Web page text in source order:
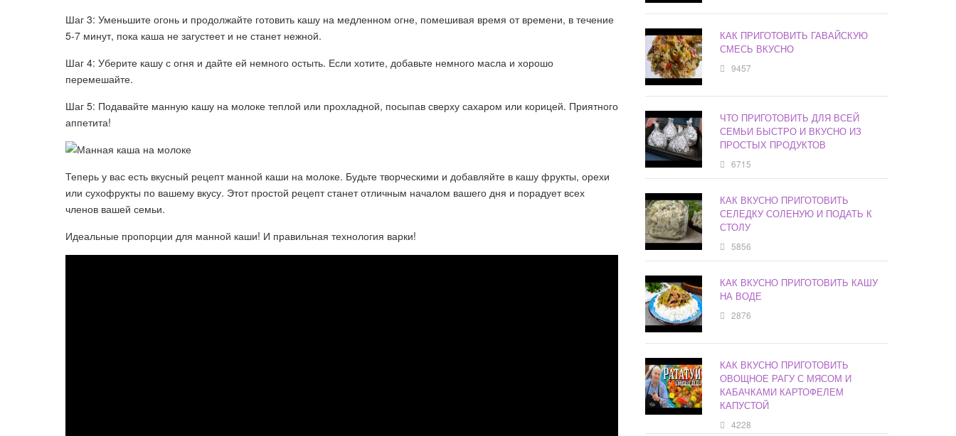
Шаг 3: Уменьшите огонь и продолжайте готовить кашу на медленном огне, помешивая время от времени, в течение
5-7 минут, пока каша не загустеет и не станет нежной.
Шаг 4: Уберите кашу с огня и дайте ей немного остыть. Если хотите, добавьте немного масла и хорошо
перемешайте.
Шаг 5: Подавайте манную кашу на молоке теплой или прохладной, посыпав сверху сахаром или корицей. Приятного
аппетита!
Теперь у вас есть вкусный рецепт манной каши на молоке. Будьте творческими и добавляйте в кашу фрукты, орехи
или сухофрукты по вашему вкусу. Этот простой рецепт станет отличным началом вашего дня и порадует всех
членов вашей семьи.
Идеальные пропорции для манной каши! И правильная технология варки!
КАК ПРИГОТОВИТЬ ГАВАЙСКУЮ
СМЕСЬ ВКУСНО
9457
ЧТО ПРИГОТОВИТЬ ДЛЯ ВСЕЙ
СЕМЬИ БЫСТРО И ВКУСНО ИЗ
ПРОСТЫХ ПРОДУКТОВ
6715
КАК ВКУСНО ПРИГОТОВИТЬ
СЕЛЕДКУ СОЛЕНУЮ И ПОДАТЬ К
СТОЛУ
5856
КАК ВКУСНО ПРИГОТОВИТЬ КАШУ
НА ВОДЕ
2876
КАК ВКУСНО ПРИГОТОВИТЬ
ОВОЩНОЕ РАГУ С МЯСОМ И
КАБАЧКАМИ КАРТОФЕЛЕМ
КАПУСТОЙ
4228